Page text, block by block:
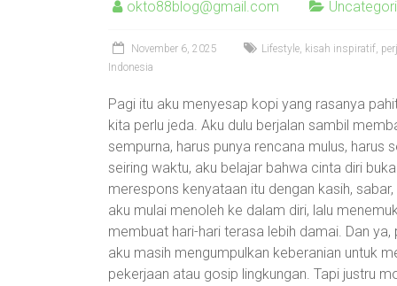
okto88blog@gmail.com
November 6, 2025
Lifestyle, kisah inspiratif,
Indonesia
Pagi itu aku menyesap kopi yang rasanya
kita perlu jeda. Aku dulu berjalan sambil
sempurna, harus punya rencana mulus,
seiring waktu, aku belajar bahwa cinta diri
merespons kenyataan itu dengan kasih,
aku mulai menoleh ke dalam diri, lalu
membuat hari-hari terasa lebih damai. Dan
aku masih mengumpulkan keberanian untuk
pekerjaan atau gosip lingkungan. Tapi justru